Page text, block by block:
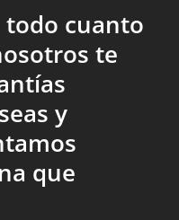
todo cuanto
te
y
que